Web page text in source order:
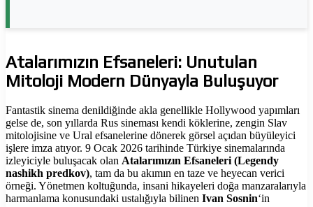
Atalarımızın Efsaneleri: Unutulan
Mitoloji Modern Dünyayla Buluşuyor
Fantastik sinema denildiğinde akla genellikle Hollywood yapımları
gelse de, son yıllarda Rus sineması kendi köklerine, zengin Slav
mitolojisine ve Ural efsanelerine dönerek görsel açıdan büyüleyici
işlere imza atıyor. 9 Ocak 2026 tarihinde Türkiye sinemalarında
izleyiciyle buluşacak olan Atalarımızın Efsaneleri (Legendy
nashikh predkov), tam da bu akımın en taze ve heyecan verici
örneği. Yönetmen koltuğunda, insani hikayeleri doğa manzaralarıyla
harmanlama konusundaki ustalığıyla bilinen Ivan Sosnin‘in